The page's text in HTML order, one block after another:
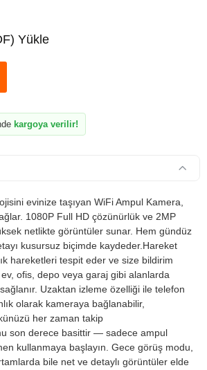
Yükle
kargoya verilir!
evinize taşıyan WiFi Ampul Kamera,
1080P Full HD çözünürlük ve 2MP
netlikte görüntüler sunar. Hem gündüz
kusursuz biçimde kaydeder.Hareket
hareketleri tespit eder ve size bildirim
ofis, depo veya garaj gibi alanlarda
Uzaktan izleme özelliği ile telefon
olarak kameraya bağlanabilir,
her zaman takip
son derece basittir — sadece ampul
kullanmaya başlayın. Gece görüş modu,
bile net ve detaylı görüntüler elde